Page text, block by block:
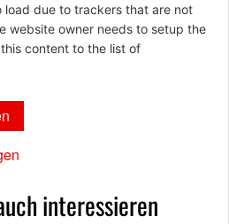
due to trackers that are not
website owner needs to setup the
content to the list of
interessieren